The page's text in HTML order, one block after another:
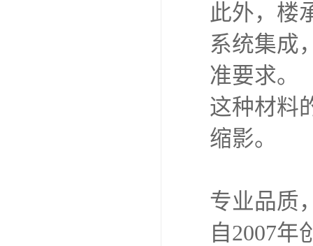
此外，楼
系统集成
准要求。
这种材料
缩影。
专业品质
自2007年